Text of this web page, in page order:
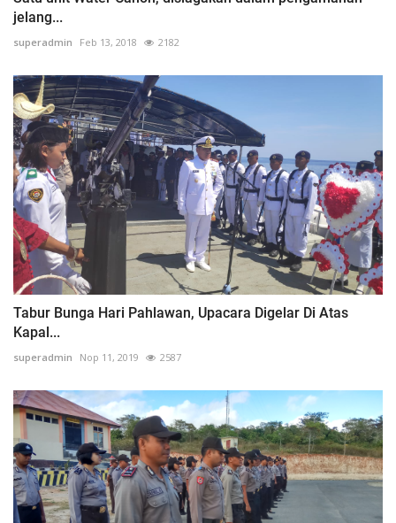
jelang...
superadmin Feb 13, 2018 2182
Tabur Bunga Hari Pahlawan, Upacara Digelar Di Atas
Kapal...
superadmin Nop 11, 2019 2587